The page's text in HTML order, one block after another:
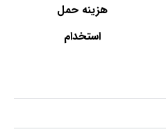
هزینه حمل
استخدام